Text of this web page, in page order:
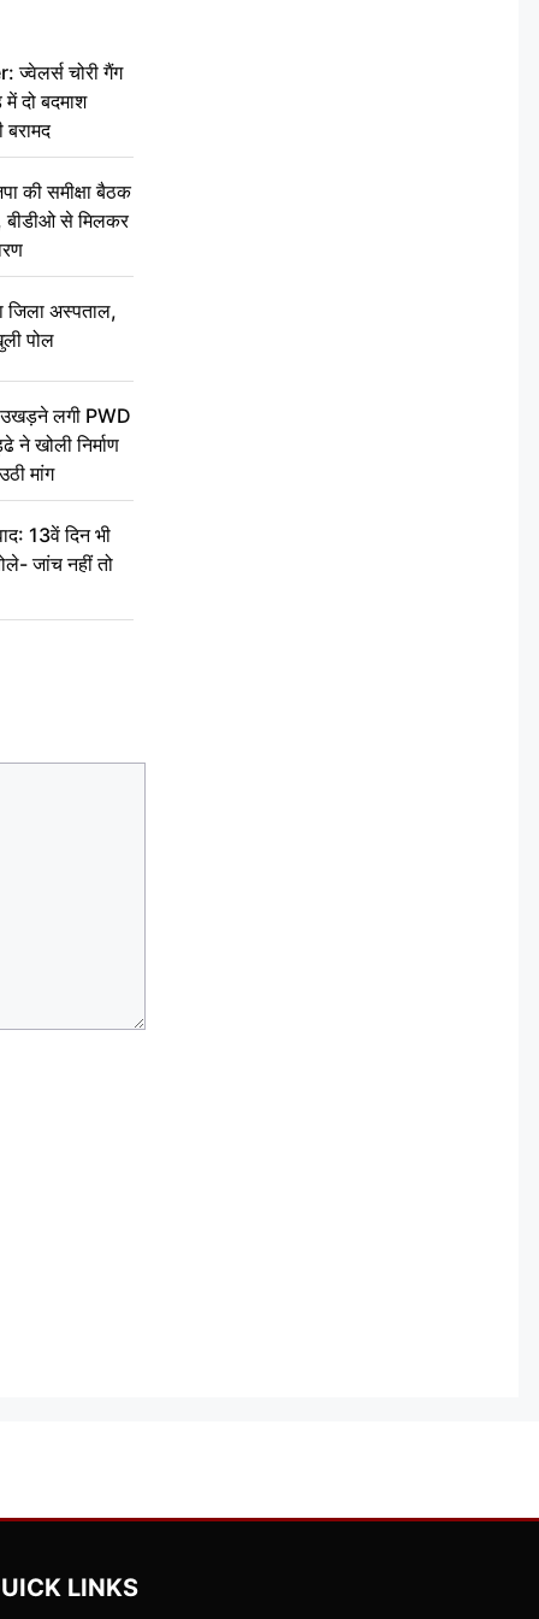
चोरी गैंग
दो बदमाश
की समीक्षा बैठक
बीडीओ से मिलकर
जिला अस्पताल,
पोल
लगी PWD
खोली निर्माण
मांग
13वें दिन भी
जांच नहीं तो
LINKS